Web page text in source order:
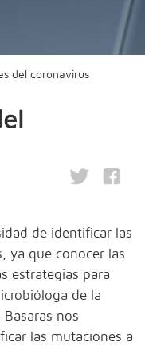
del coronavirus
de identificar las
ya que conocer las
estrategias para
de la
Basaras nos
las mutaciones a